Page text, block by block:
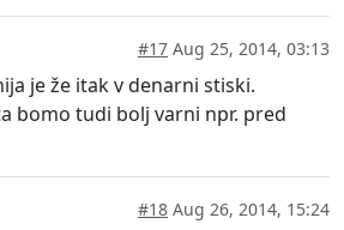
#17 Aug 25, 2014, 03:13
je že itak v denarni stiski.
bomo tudi bolj varni npr. pred
#18 Aug 26, 2014, 15:24